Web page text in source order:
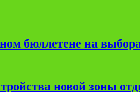
бюллетене на
новой зоны